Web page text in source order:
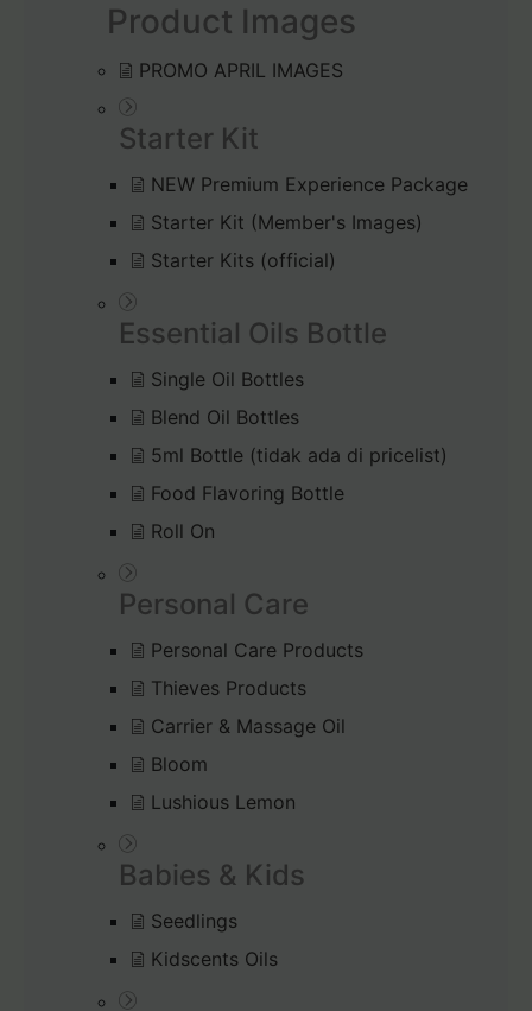
Product Images
PROMO APRIL IMAGES
Starter Kit
NEW Premium Experience Package
Starter Kit (Member's Images)
Starter Kits (official)
Essential Oils Bottle
Single Oil Bottles
Blend Oil Bottles
5ml Bottle (tidak ada di pricelist)
Food Flavoring Bottle
Roll On
Personal Care
Personal Care Products
Thieves Products
Carrier & Massage Oil
Bloom
Lushious Lemon
Babies & Kids
Seedlings
Kidscents Oils